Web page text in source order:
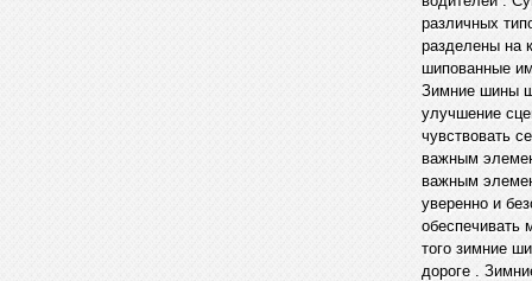
различных
разделены на
шипованные
Зимние шины
улучшение
чувствовать
важным
важным
уверенно и
обеспечивать
того зимние
дороге .